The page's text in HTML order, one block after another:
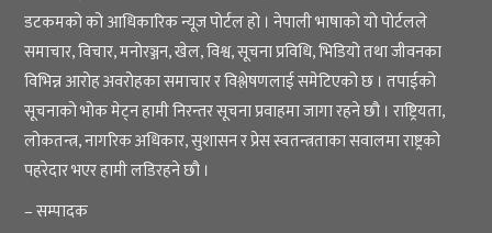
डटकमको को आधिकारिक न्यूज पोर्टल हो । नेपाली भाषाको यो पोर्टलले
समाचार, विचार, मनोरञ्जन, खेल, विश्व, सूचना प्रविधि, भिडियो तथा जीवनका
विभिन्न आरोह अवरोहका समाचार र विश्लेषणलाई समेटिएको छ । तपाईको
सूचनाको भोक मेट्न हामी निरन्तर सूचना प्रवाहमा जागा रहने छौ । राष्ट्रियता,
लोकतन्त्र, नागरिक अधिकार, सुशासन र प्रेस स्वतन्त्रताका सवालमा राष्ट्रको
पहरेदार भएर हामी लडिरहने छौ ।
– सम्पादक